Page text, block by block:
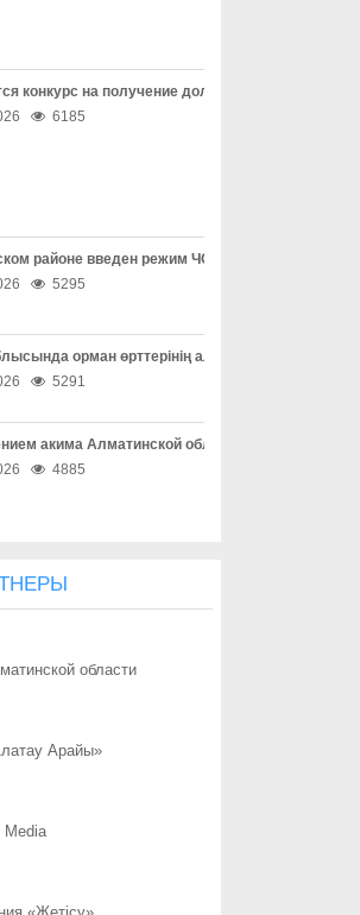
за рулем
опасных соблазнов
– лучшая защита в сети
изменить жизнь
сильнее зависимости
Respublica-ның ReTalks алаңы және Baytaq-
ReTalks Respublica и экологический караван
сюрпризов
- не спешите верить
сохранности имущества
конкурс на получение долгосрочного гранта
6185
районе введен режим ЧС местного масштаба
5295
орман өрттерінің алдын алу жұмыстары
5291
акима Алматинской области Куаныш
4885
области
Арайы»
Media